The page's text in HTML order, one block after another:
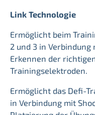
Link Technologie
Ermöglicht beim
2 und 3 in Verbindung
Erkennen der
Trainingselektroden.
Ermöglicht das Defi-
in Verbindung mit